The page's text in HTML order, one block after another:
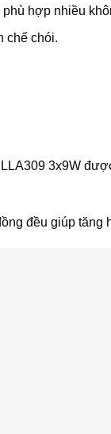
hợp nhiều
chế chói.
3x9W
đều giúp tăng